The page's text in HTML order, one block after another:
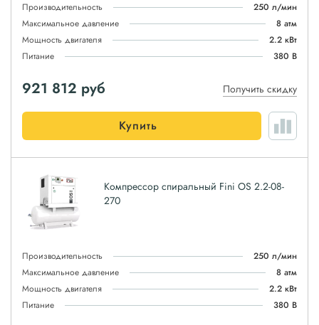
Производительность
250 л/мин
Максимальное давление
8 атм
Мощность двигателя
2.2 кВт
Питание
380 В
921 812 руб Получить скидку
Купить
Компрессор спиральный Fini OS 2.2-08-
270
Производительность
250 л/мин
Максимальное давление
8 атм
Мощность двигателя
2.2 кВт
Питание
380 В